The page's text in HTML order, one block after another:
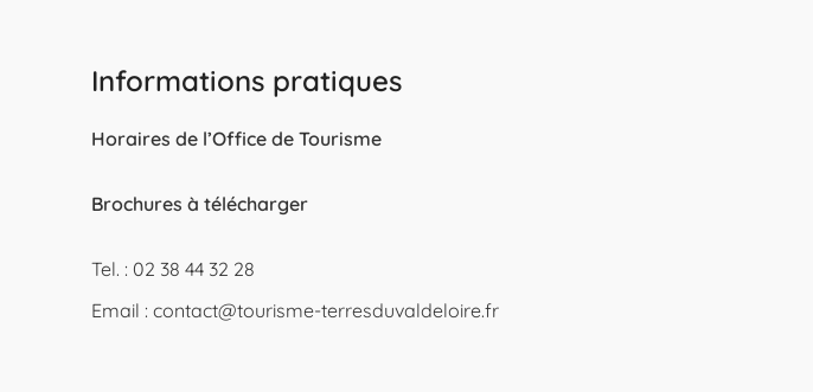
Informations pratiques
Horaires de l’Office de Tourisme
Brochures à télécharger
Tel. : 02 38 44 32 28
Email :contact@tourisme-terresduvaldeloire.fr